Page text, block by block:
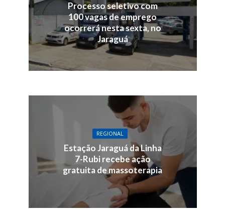
Processo seletivo com
100 vagas de emprego
ocorrerá nesta sexta, no
Jaraguá
REGIONAL
Estação Jaraguá da Linha
7-Rubi recebe ação
gratuita de massoterapia